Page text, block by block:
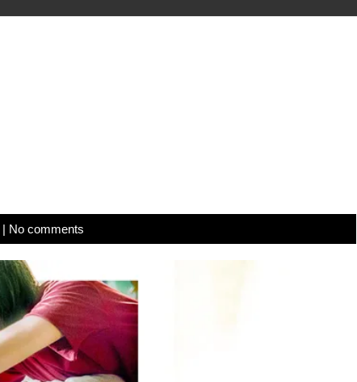
| No comments